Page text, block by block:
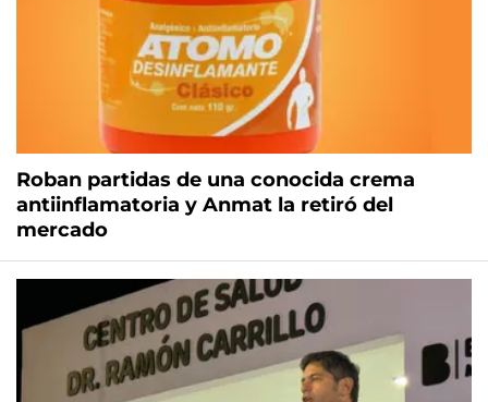
Roban partidas de una conocida crema
antiinflamatoria y Anmat la retiró del
mercado